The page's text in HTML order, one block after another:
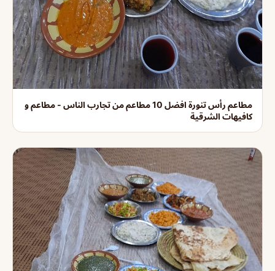
مطاعم رأس تنورة افضل 10 مطاعم من تجارب الناس - مطاعم و
كافيهات الشرقية